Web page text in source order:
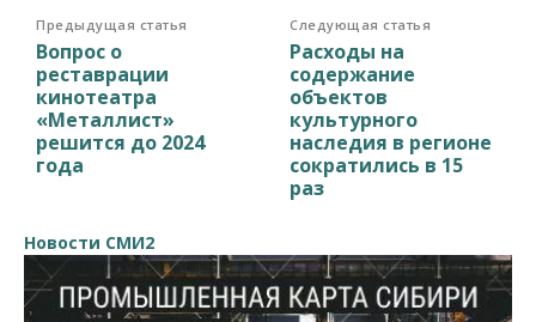
Предыдущая статья
Вопрос о
реставрации
кинотеатра
«Металлист»
решится до 2024
года
Следующая статья
Расходы на
содержание
объектов
культурного
наследия в регионе
сократились в 15
раз
Новости СМИ2